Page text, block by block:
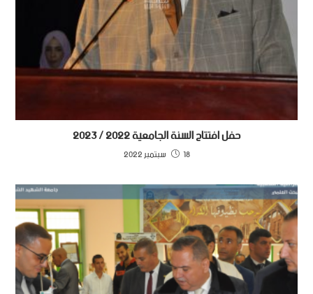
حفل افتتاح السنة الجامعية 2022 / 2023
18 سبتمبر 2022